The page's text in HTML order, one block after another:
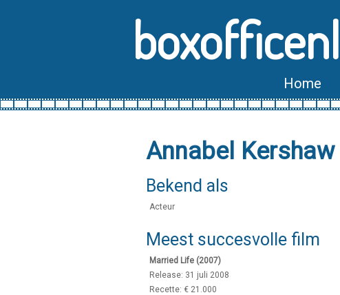
boxofficenl
Home
Annabel Kershaw
Bekend als
Acteur
Meest succesvolle film
Married Life (2007)
Release: 31 juli 2008
Recette: € 21.000